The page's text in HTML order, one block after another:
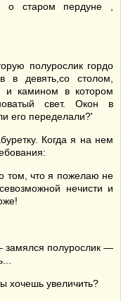
о старом пердуне ,
полурослик гордо
в девять,со столом,
и камином в котором
свет. Окон в
его переделали?'
Когда я на нем
том, что я пожелаю не
нечисти и
полурослик —
хочешь увеличить?